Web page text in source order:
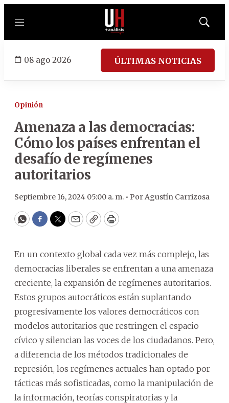
Menú
Mostrar
08 ago 2026 ÚLTIMAS NOTICIAS
Opinión
Amenaza a las democracias:
Cómo los países enfrentan el
desafío de regímenes
autoritarios
Septiembre 16, 2024 05:00 a. m. • PorAgustín Carrizosa
WhatsApp
Facebook
Twitter
EmailCopyPrint
En un contexto global cada vez más complejo, las
democracias liberales se enfrentan a una amenaza
creciente, la expansión de regímenes autoritarios.
Estos grupos autocráticos están suplantando
progresivamente los valores democráticos con
modelos autoritarios que restringen el espacio
cívico y silencian las voces de los ciudadanos. Pero,
a diferencia de los métodos tradicionales de
represión, los regímenes actuales han optado por
tácticas más sofisticadas, como la manipulación de
la información, teorías conspiratorias y la